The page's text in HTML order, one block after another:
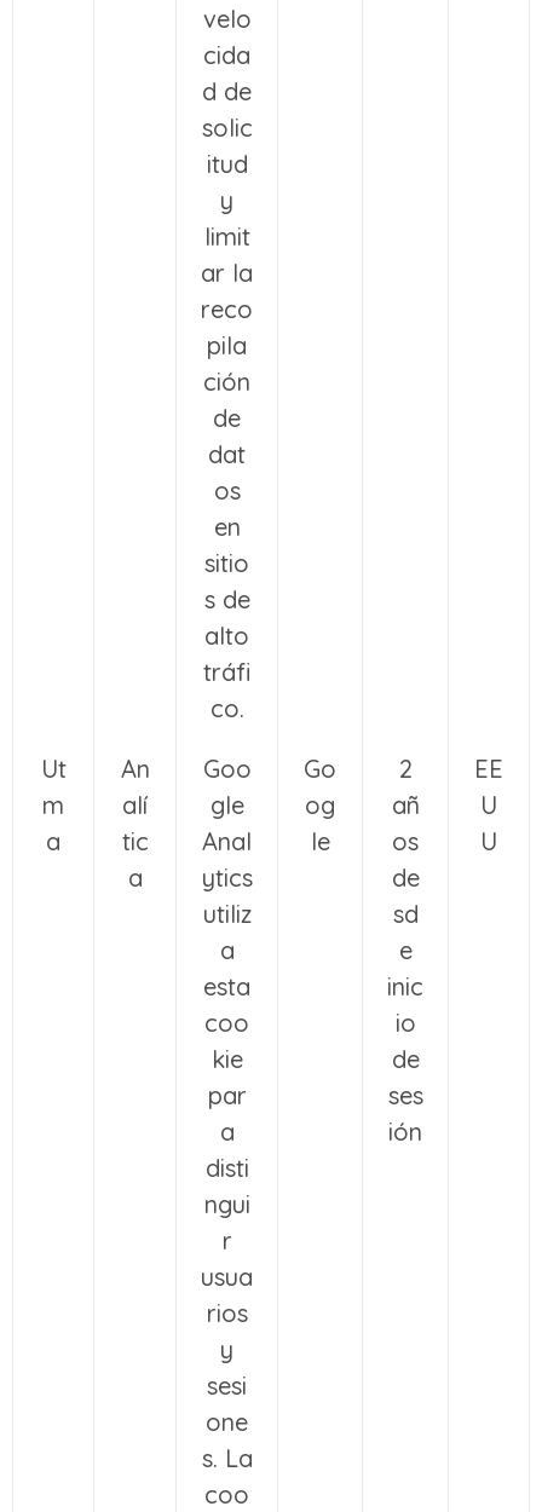
velo
cida
d de
solic
itud
y
limit
ar la
reco
pila
ción
de
dat
os
en
sitio
s de
alto
tráfi
co.
Ut
m
a
An
alí
tic
a
Goo
gle
Anal
ytics
utiliz
a
esta
coo
kie
par
a
disti
ngui
r
usua
rios
y
sesi
one
s. La
coo
Go
og
le
2
añ
os
de
sd
e
inic
io
de
ses
ión
EE
U
U